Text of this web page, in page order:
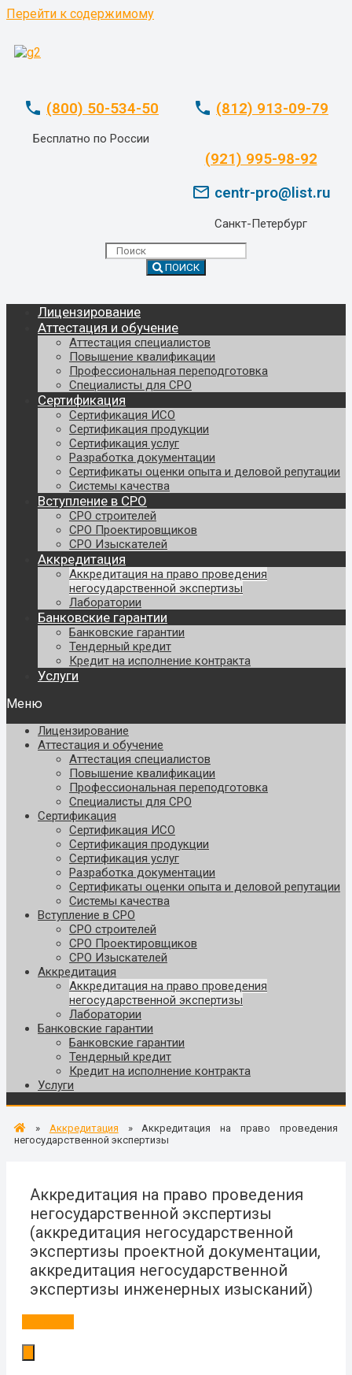
Перейти к содержимому
phone (800) 50-534-50
Бесплатно по России
phone (812) 913-09-79
(921) 995-98-92
mail_outline centr-pro@list.ru
Санкт-Петербург
ПОИСК
Лицензирование
Аттестация и обучение
Аттестация специалистов
Повышение квалификации
Профессиональная переподготовка
Специалисты для СРО
Сертификация
Сертификация ИСО
Сертификация продукции
Сертификация услуг
Разработка документации
Сертификаты оценки опыта и деловой репутации
Системы качества
Вступление в СРО
СРО строителей
СРО Проектировщиков
СРО Изыскателей
Аккредитация
Аккредитация на право проведения
негосударственной экспертизы
Лаборатории
Банковские гарантии
Банковские гарантии
Тендерный кредит
Кредит на исполнение контракта
Услуги
Меню
Лицензирование
Аттестация и обучение
Аттестация специалистов
Повышение квалификации
Профессиональная переподготовка
Специалисты для СРО
Сертификация
Сертификация ИСО
Сертификация продукции
Сертификация услуг
Разработка документации
Сертификаты оценки опыта и деловой репутации
Системы качества
Вступление в СРО
СРО строителей
СРО Проектировщиков
СРО Изыскателей
Аккредитация
Аккредитация на право проведения
негосударственной экспертизы
Лаборатории
Банковские гарантии
Банковские гарантии
Тендерный кредит
Кредит на исполнение контракта
Услуги
» Аккредитация » Аккредитация на право проведения
негосударственной экспертизы
Аккредитация на право проведения
негосударственной экспертизы
(аккредитация негосударственной
экспертизы проектной документации,
аккредитация негосударственной
экспертизы инженерных изысканий)